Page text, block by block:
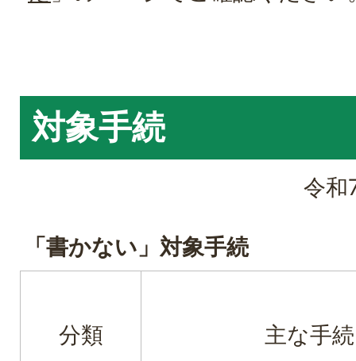
対象手続
令和
「書かない」対象手続
分類 主な手